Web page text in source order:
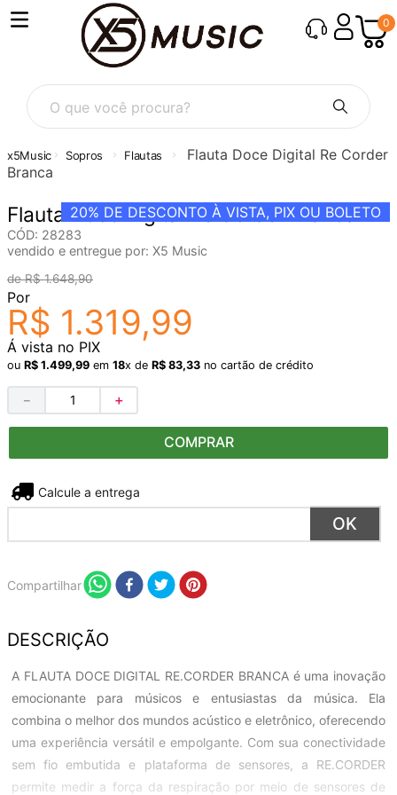
0
O que você procura?
Sopros Flautas
Flauta Doce Digital Re Corder
Branca
20% DE DESCONTO À VISTA, PIX OU BOLETO
Flauta Doce Digital Re Corder Branca
CÓD: 28283
vendido e entregue por: X5 Music
R$ 1.648,90
Por
R$ 1.319,99
Á vista no PIX
ou R$ 1.499,99 em 18x de R$ 83,33 no cartão de crédito
＋
－
COMPRAR
Não sei meu CEP
Compartilhar
DESCRIÇÃO
A FLAUTA DOCE DIGITAL RE.CORDER BRANCA é uma inovação
emocionante para músicos e entusiastas da música. Ela
combina o melhor dos mundos acústico e eletrônico, oferecendo
uma experiência versátil e empolgante. Com sua conectividade
sem fio embutida e plataforma de sensores, a RE.CORDER
permite medir a força da respiração por meio de sensores de